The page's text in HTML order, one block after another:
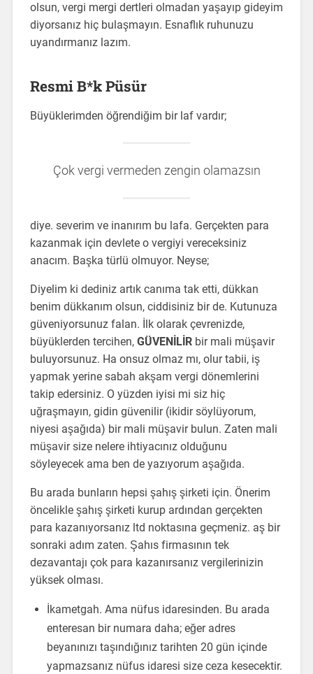
olsun, vergi mergi dertleri olmadan yaşayıp gideyim
diyorsanız hiç bulaşmayın. Esnaflık ruhunuzu
uyandırmanız lazım.
Resmi B*k Püsür
Büyüklerimden öğrendiğim bir laf vardır;
Çok vergi vermeden zengin olamazsın
diye. severim ve inanırım bu lafa. Gerçekten para
kazanmak için devlete o vergiyi vereceksiniz
anacım. Başka türlü olmuyor. Neyse;
Diyelim ki dediniz artık canıma tak etti, dükkan
benim dükkanım olsun, ciddisiniz bir de. Kutunuza
güveniyorsunuz falan. İlk olarak çevrenizde,
büyüklerden tercihen, GÜVENİLİRbir mali müşavir
buluyorsunuz. Ha onsuz olmaz mı, olur tabii, iş
yapmak yerine sabah akşam vergi dönemlerini
takip edersiniz. O yüzden iyisi mi siz hiç
uğraşmayın, gidin güvenilir (ikidir söylüyorum,
niyesi aşağıda) bir mali müşavir bulun. Zaten mali
müşavir size nelere ihtiyacınız olduğunu
söyleyecek ama ben de yazıyorum aşağıda.
Bu arada bunların hepsi şahış şirketi için. Önerim
öncelikle şahış şirketi kurup ardından gerçekten
para kazanıyorsanız ltd noktasına geçmeniz. aş bir
sonraki adım zaten. Şahıs firmasının tek
dezavantajı çok para kazanırsanız vergilerinizin
yüksek olması.
İkametgah. Ama nüfus idaresinden. Bu arada
enteresan bir numara daha; eğer adres
beyanınızı taşındığınız tarihten 20 gün içinde
yapmazsanız nüfus idaresi size ceza kesecektir.